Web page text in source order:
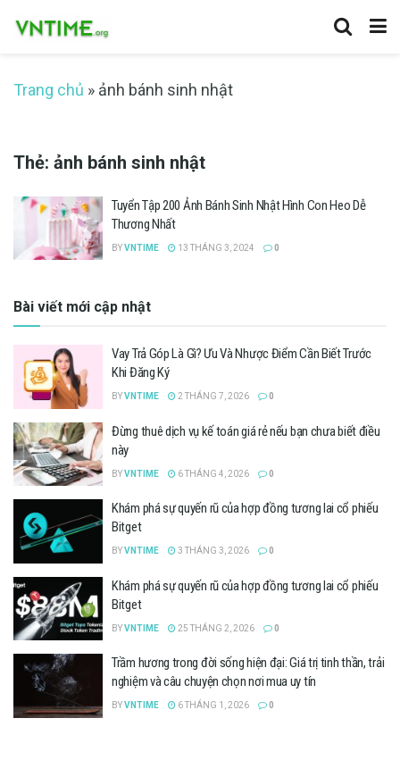
Trang chủ » ảnh bánh sinh nhật
Thẻ: ảnh bánh sinh nhật
Tuyển Tập 200 Ảnh Bánh Sinh Nhật Hình Con Heo Dễ
Thương Nhất
BYVNTIME 13 THÁNG 3, 2024 0
Bài viết mới cập nhật
Vay Trả Góp Là Gì? Ưu Và Nhược Điểm Cần Biết Trước
Khi Đăng Ký
BYVNTIME 2 THÁNG 7, 2026 0
Đừng thuê dịch vụ kế toán giá rẻ nếu bạn chưa biết điều
này
BYVNTIME 6 THÁNG 4, 2026 0
Khám phá sự quyến rũ của hợp đồng tương lai cổ phiếu
Bitget
BYVNTIME 3 THÁNG 3, 2026 0
Khám phá sự quyến rũ của hợp đồng tương lai cổ phiếu
Bitget
BYVNTIME 25 THÁNG 2, 2026 0
Trầm hương trong đời sống hiện đại: Giá trị tinh thần, trải
nghiệm và câu chuyện chọn nơi mua uy tín
BYVNTIME 6 THÁNG 1, 2026 0